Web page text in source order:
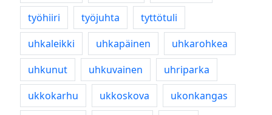
työhiiri
työjuhta
tyttötuli
uhkaleikki
uhkapäinen
uhkarohkea
uhkunut
uhkuvainen
uhriparka
ukkokarhu
ukkoskova
ukonkangas